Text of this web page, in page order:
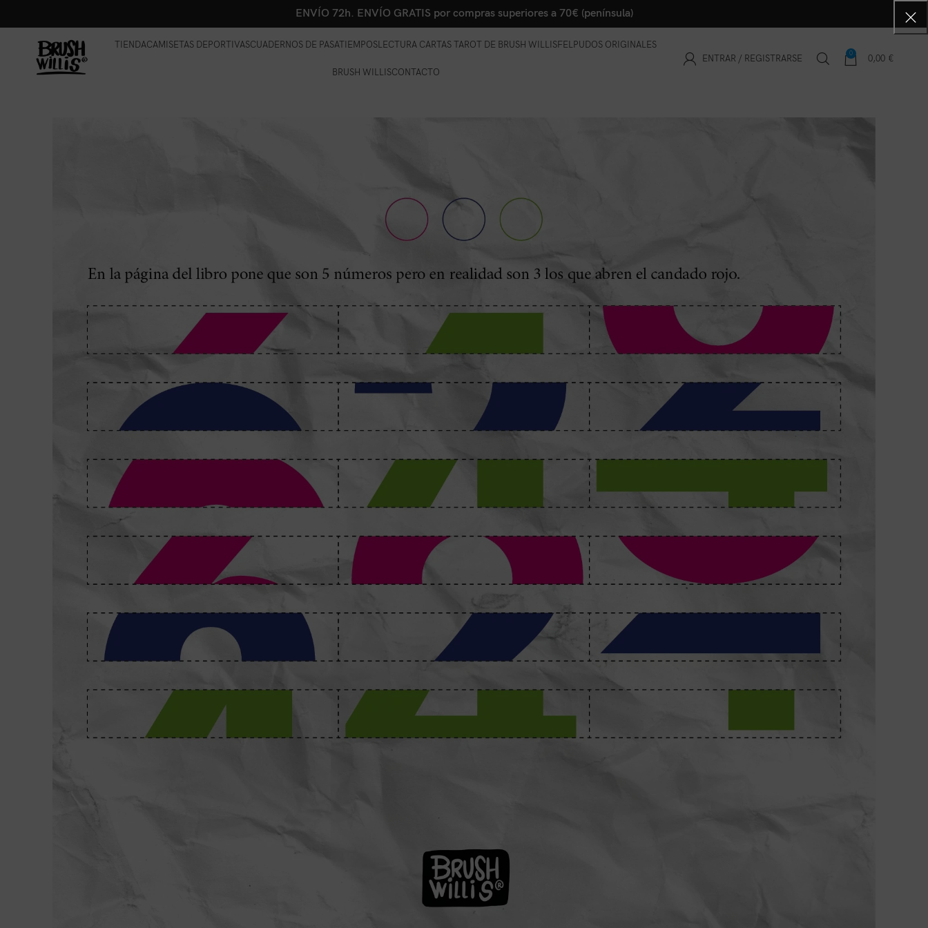
ENVÍO 72h. ENVÍO GRATIS por compras superiores a 70€ (península)
TIENDACAMISETAS DEPORTIVASCUADERNOS DE PASATIEMPOSLECTURA CARTAS TAROT DE BRUSH WILLISFELPUDOS ORIGINALES
BRUSH WILLISCONTACTO
ENTRAR / REGISTRARSE 0 0,00 €